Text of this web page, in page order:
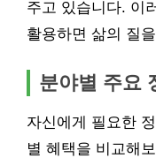
주고 있습니다. 이
활용하면 삶의 질
분야별 주요
자신에게 필요한
별 혜택을 비교해